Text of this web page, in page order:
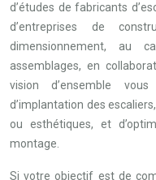
d’études de fabricants
d’entreprises de
dimensionnement, au
assemblages, en
vision d’ensemble
d’implantation des
ou esthétiques, et
montage.
Si votre objectif est de